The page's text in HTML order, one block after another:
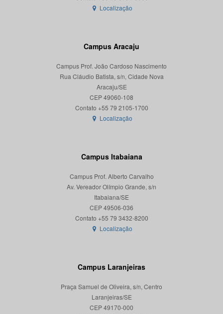
Localização
Campus Aracaju
Campus Prof. João Cardoso Nascimento
Rua Cláudio Batista, s/n, Cidade Nova
Aracaju/SE
CEP 49060-108
Localização
Campus Itabaiana
Campus Prof. Alberto Carvalho
Av. Vereador Olímpio Grande, s/n
Itabaiana/SE
CEP 49506-036
Localização
Campus Laranjeiras
Praça Samuel de Oliveira, s/n, Centro
Laranjeiras/SE
CEP 49170-000